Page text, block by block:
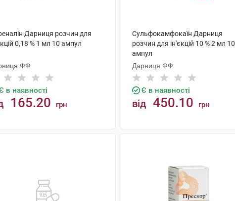
Дарниця розчин для
0,18 % 1 мл 10 ампул
ФФ
в наявності
165.20 грн
Сульфокамфокаїн Дарниця
розчин для ін'єкцій 10 % 2 мл 10
ампул
Дарниця ФФ
Є в наявності
від 450.10 грн